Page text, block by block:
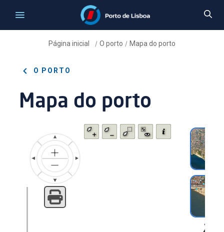
Página inicial / O porto / Mapa do porto
O PORTO
Mapa do porto